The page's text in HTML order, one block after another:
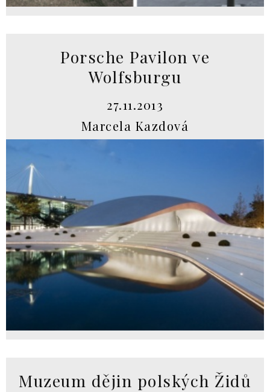
Porsche Pavilon ve
Wolfsburgu
27.11.2013
Marcela Kazdová
Muzeum dějin polských Židů